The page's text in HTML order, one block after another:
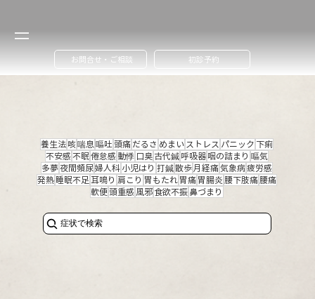
お問合せ・ご相談 初診予約
養生法 咳喘息 嘔吐 頭痛 だるさ めまい ストレス パニック 下痢
不安感 不眠倦怠感 動悸 口臭 古代鍼 呼吸器 咽の詰まり 嘔気
多夢夜間頻尿 婦人科 小児はり 打鍼散歩 月経痛気象病疲労感
発熱 睡眠不足 耳鳴り 肩こり 胃もたれ 胃痛 胃腸炎 腰下肢痛 腰痛
軟便 頭重感 風邪 食欲不振 鼻づまり
症状で検索